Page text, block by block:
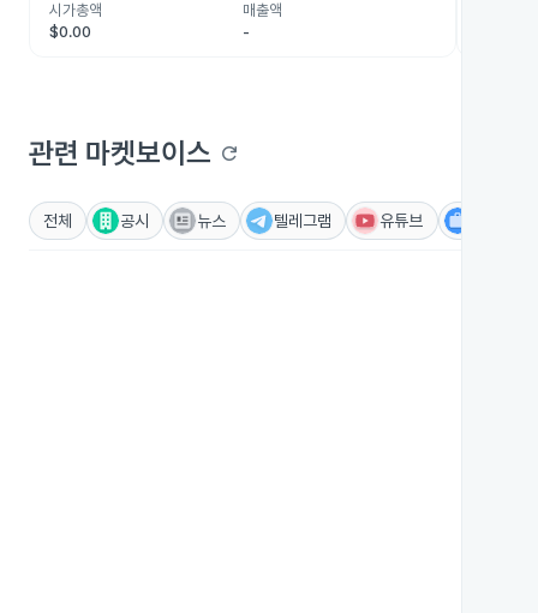
시가총액
$0.00
매출액
-
관련 마켓보이스 refresh
전체 공시 뉴스 텔레그램 유튜브